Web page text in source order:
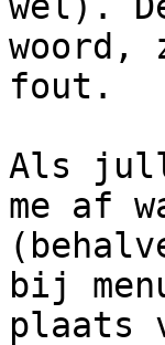
woord,
fout.
Als
me af
bij
plaats